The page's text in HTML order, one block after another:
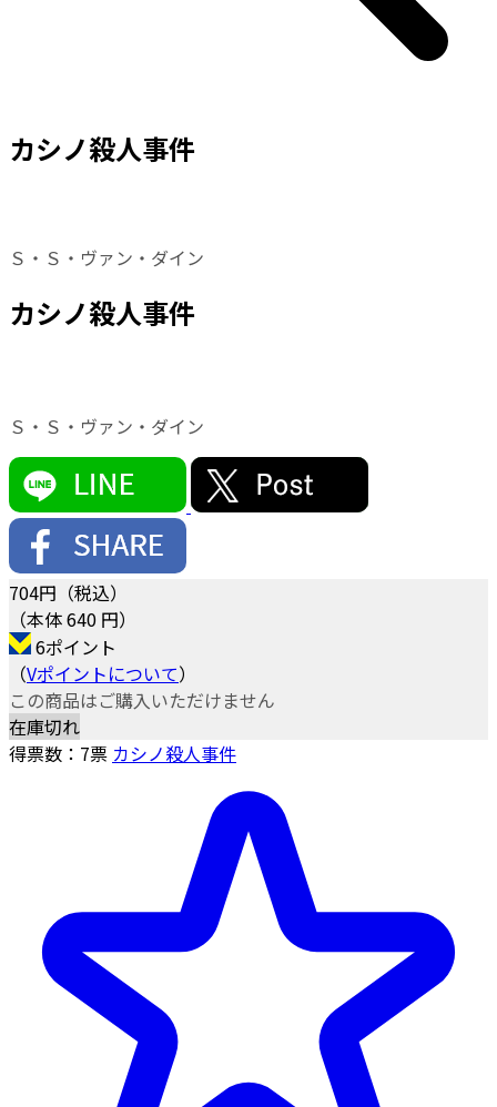
カシノ殺人事件
Ｓ・Ｓ・ヴァン・ダイン
カシノ殺人事件
Ｓ・Ｓ・ヴァン・ダイン
704円（税込）
（本体 640 円）
6ポイント
（Vポイントについて）
この商品はご購入いただけません
在庫切れ
得票数： 7票 カシノ殺人事件